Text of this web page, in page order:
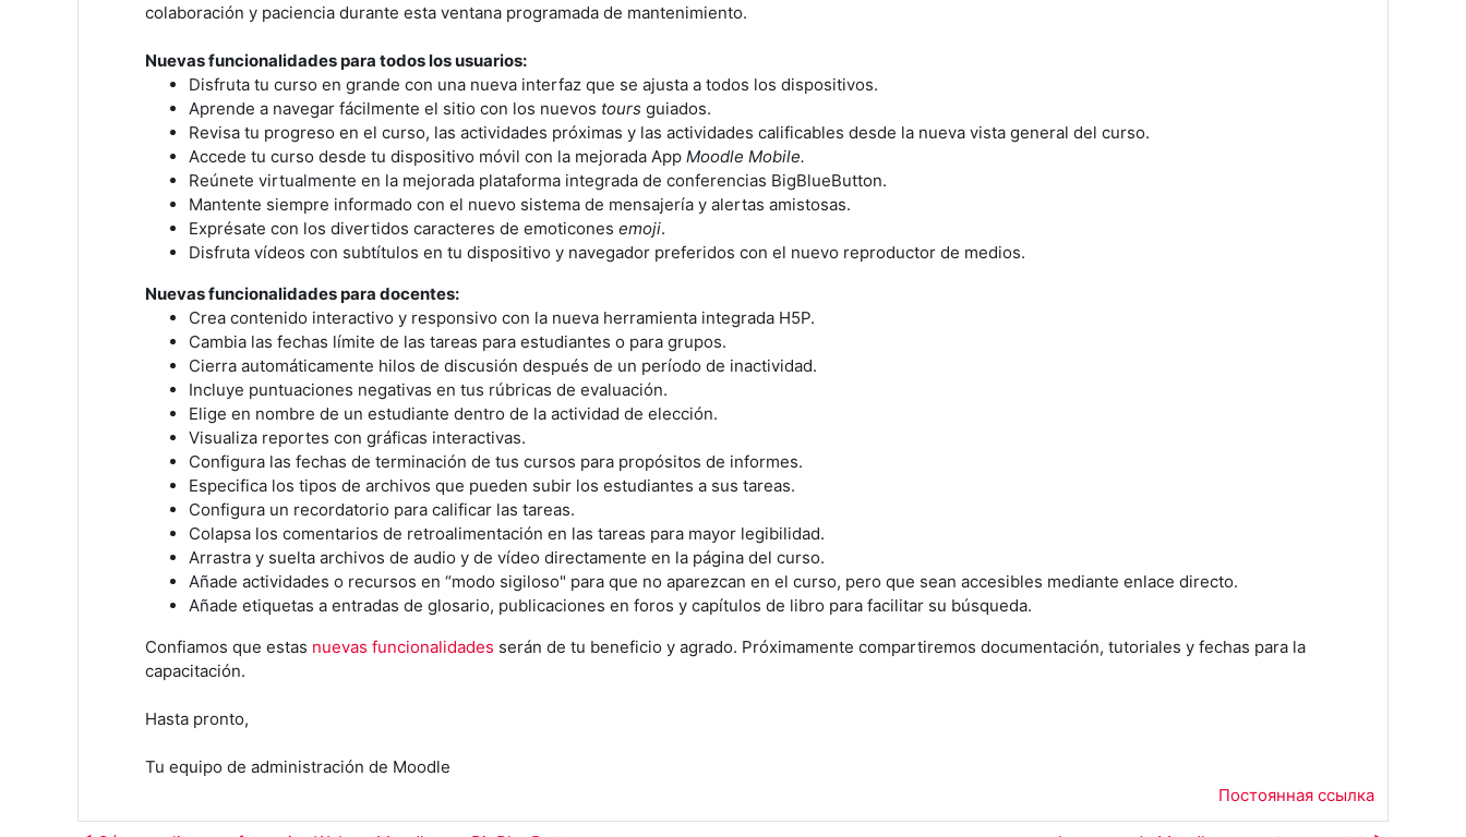
colaboración y paciencia durante esta ventana programada de mantenimiento.
Nuevas funcionalidades para todos los usuarios:
Disfruta tu curso en grande con una nueva interfaz que se ajusta a todos los dispositivos.
Aprende a navegar fácilmente el sitio con los nuevos tours guiados.
Revisa tu progreso en el curso, las actividades próximas y las actividades calificables desde la nueva vista general del curso.
Accede tu curso desde tu dispositivo móvil con la mejorada App Moodle Mobile.
Reúnete virtualmente en la mejorada plataforma integrada de conferencias BigBlueButton.
Mantente siempre informado con el nuevo sistema de mensajería y alertas amistosas.
Exprésate con los divertidos caracteres de emoticones emoji.
Disfruta vídeos con subtítulos en tu dispositivo y navegador preferidos con el nuevo reproductor de medios.
Nuevas funcionalidades para docentes:
Crea contenido interactivo y responsivo con la nueva herramienta integrada H5P.
Cambia las fechas límite de las tareas para estudiantes o para grupos.
Cierra automáticamente hilos de discusión después de un período de inactividad.
Incluye puntuaciones negativas en tus rúbricas de evaluación.
Elige en nombre de un estudiante dentro de la actividad de elección.
Visualiza reportes con gráficas interactivas.
Configura las fechas de terminación de tus cursos para propósitos de informes.
Especifica los tipos de archivos que pueden subir los estudiantes a sus tareas.
Configura un recordatorio para calificar las tareas.
Colapsa los comentarios de retroalimentación en las tareas para mayor legibilidad.
Arrastra y suelta archivos de audio y de vídeo directamente en la página del curso.
Añade actividades o recursos en “modo sigiloso" para que no aparezcan en el curso, pero que sean accesibles mediante enlace directo.
Añade etiquetas a entradas de glosario, publicaciones en foros y capítulos de libro para facilitar su búsqueda.
Confiamos que estas nuevas funcionalidades serán de tu beneficio y agrado. Próximamente compartiremos documentación, tutoriales y fechas para la
capacitación.
Hasta pronto,
Tu equipo de administración de Moodle
Постоянная ссылка